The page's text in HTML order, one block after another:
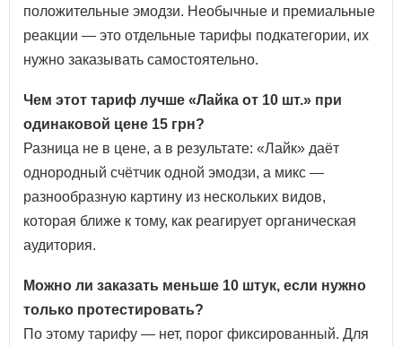
положительные эмодзи. Необычные и премиальные
реакции — это отдельные тарифы подкатегории, их
нужно заказывать самостоятельно.
Чем этот тариф лучше «Лайка от 10 шт.» при
одинаковой цене 15 грн?
Разница не в цене, а в результате: «Лайк» даёт
однородный счётчик одной эмодзи, а микс —
разнообразную картину из нескольких видов,
которая ближе к тому, как реагирует органическая
аудитория.
Можно ли заказать меньше 10 штук, если нужно
только протестировать?
По этому тарифу — нет, порог фиксированный. Для